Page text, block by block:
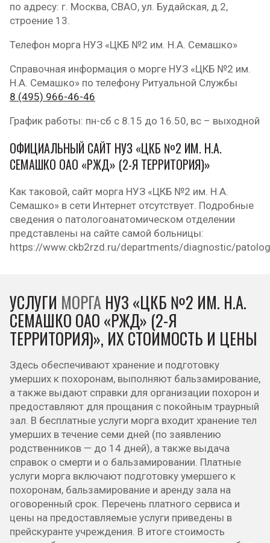
по адресу: г. Москва, СВАО, ул. Будайская, д.2,
строение 13.
Телефон морга НУЗ «ЦКБ №2 им. Н.А. Семашко»
Справочная информация о морге НУЗ «ЦКБ №2 им.
Н.А. Семашко» по телефону Ритуальной Службы
8 (495) 966-46-46
График работы: пн-сб с 8.15 до 16.50, вс – выходной
ОФИЦИАЛЬНЫЙ САЙТ НУЗ «ЦКБ №2 ИМ. Н.А.
СЕМАШКО ОАО «РЖД» (2-Я ТЕРРИТОРИЯ)»
Как таковой, сайт морга НУЗ «ЦКБ №2 им. Н.А.
Семашко» в сети Интернет отсутствует. Подробные
сведения о патологоанатомическом отделении
представлены на сайте самой больницы:
https://www.ckb2rzd.ru/departments/diagnostic/
УСЛУГИ МОРГА НУЗ «ЦКБ №2 ИМ. Н.А.
СЕМАШКО ОАО «РЖД» (2-Я
ТЕРРИТОРИЯ)», ИХ СТОИМОСТЬ И ЦЕНЫ
Здесь обеспечивают хранение и подготовку
умерших к похоронам, выполняют бальзамирование,
а также выдают справки для организации похорон и
предоставляют для прощания с покойным траурный
зал. В бесплатные услуги морга входит хранение тел
умерших в течение семи дней (по заявлению
родственников — до 14 дней), а также выдача
справок о смерти и о бальзамировании. Платные
услуги морга включают подготовку умершего к
похоронам, бальзамирование и аренду зала на
оговоренный срок. Перечень платного сервиса и
цены на предоставляемые услуги приведены в
прейскуранте учреждения. В итоге стоимость